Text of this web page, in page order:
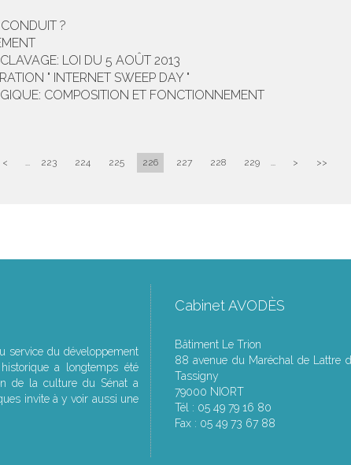
?
LOI DU 5 AOÛT 2013
" INTERNET SWEEP DAY "
COMPOSITION ET FONCTIONNEMENT
< ... 223 224 225 226 227 228 229 ... > >>
service du développement
a longtemps été
de la culture du Sénat a
invite à y voir aussi une
Cabinet AVODÈS
Bâtiment Le Trion
88 avenue du Maréchal de Lattre
Tassigny
79000 NIORT
Tél : 05 49 79 16 80
Fax : 05 49 73 67 88